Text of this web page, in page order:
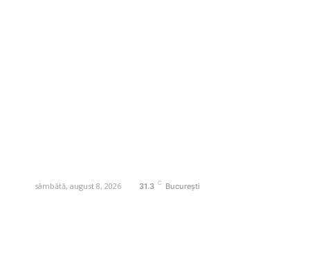
sâmbătă, august 8, 2026 31.3 C București